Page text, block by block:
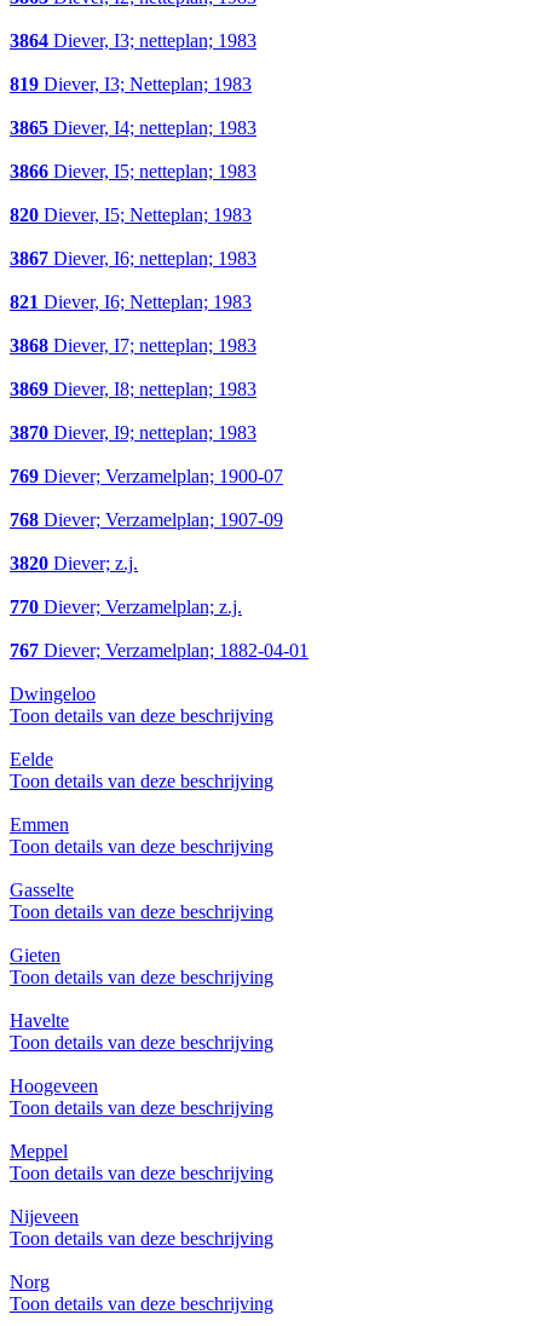
3864 Diever, I3; netteplan; 1983
819 Diever, I3; Netteplan; 1983
3865 Diever, I4; netteplan; 1983
3866 Diever, I5; netteplan; 1983
820 Diever, I5; Netteplan; 1983
3867 Diever, I6; netteplan; 1983
821 Diever, I6; Netteplan; 1983
3868 Diever, I7; netteplan; 1983
3869 Diever, I8; netteplan; 1983
3870 Diever, I9; netteplan; 1983
769 Diever; Verzamelplan; 1900-07
768 Diever; Verzamelplan; 1907-09
3820 Diever; z.j.
770 Diever; Verzamelplan; z.j.
767 Diever; Verzamelplan; 1882-04-01
Dwingeloo
Toon details van deze beschrijving
Eelde
Toon details van deze beschrijving
Emmen
Toon details van deze beschrijving
Gasselte
Toon details van deze beschrijving
Gieten
Toon details van deze beschrijving
Havelte
Toon details van deze beschrijving
Hoogeveen
Toon details van deze beschrijving
Meppel
Toon details van deze beschrijving
Nijeveen
Toon details van deze beschrijving
Norg
Toon details van deze beschrijving